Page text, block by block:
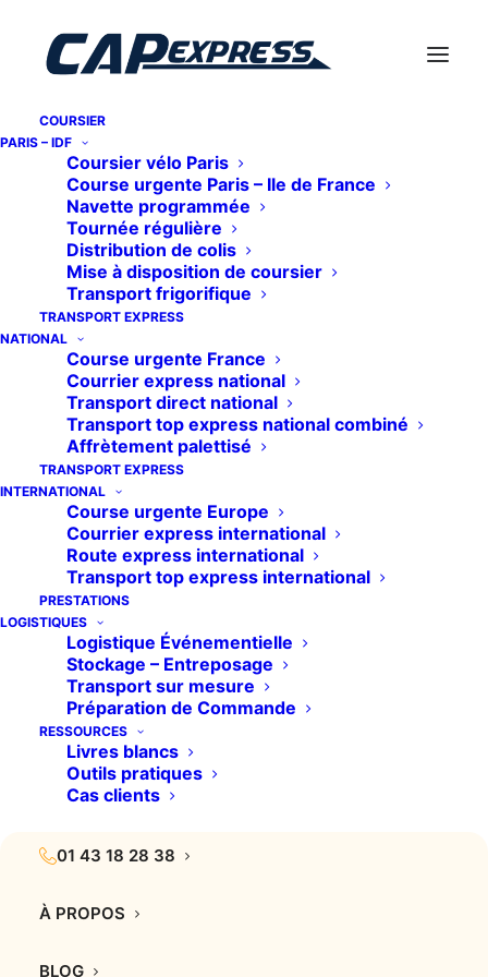
COURSIER
PARIS – IDF
Coursier vélo Paris
Course urgente Paris – Ile de France
Navette programmée
Tournée régulière
Distribution de colis
Mise à disposition de coursier
Transport frigorifique
TRANSPORT EXPRESS
NATIONAL
Course urgente France
Courrier express national
Transport direct national
Transport top express national combiné
Affrètement palettisé
TRANSPORT EXPRESS
INTERNATIONAL
Course urgente Europe
Courrier express international
Route express international
Transport top express international
PRESTATIONS
LOGISTIQUES
Logistique Événementielle
Stockage – Entreposage
Transport sur mesure
Préparation de Commande
RESSOURCES
Livres blancs
Outils pratiques
Cas clients
01 43 18 28 38
À PROPOS
BLOG
Quel est le coût moyen
d’un transport
frigorifique ?
15 décembre 2025
Accueil
Transport frigorifique
Quel est le coût moyen d’un transport frigorifique ?
n’est pas toujours simple, car de nombreux critères